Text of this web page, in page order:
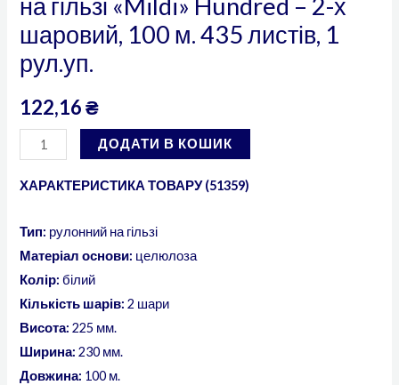
шаровий, 100 м. 435 листів, 1
рул.уп.
122,16₴
ДОДАТИ В КОШИК
ХАРАКТЕРИСТИКА ТОВАРУ (51359)
Тип: рулонний на гільзі
Матеріал основи: целюлоза
Колір: білий
Кількість шарів: 2 шари
Висота: 225 мм.
Ширина: 230 мм.
Довжина: 100 м.